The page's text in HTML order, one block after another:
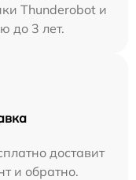
Thunderobot и
до 3 лет.
доставит
и обратно.